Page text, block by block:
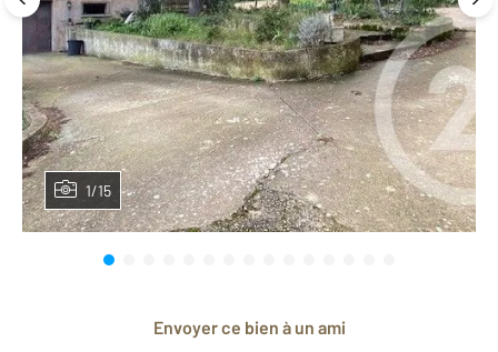
1/15
Envoyer ce bien à un ami